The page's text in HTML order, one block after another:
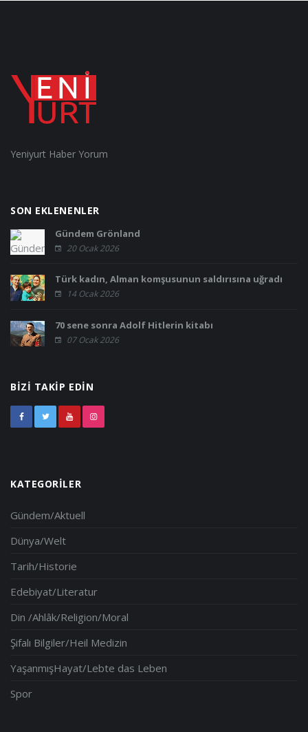
Yeniyurt Haber Yorum
SON EKLENENLER
Gündem Grönland
20 Ocak 2026
Türk kadın, Alman komşusunun saldırısına uğradı
14 Ocak 2026
70 sene sonra Adolf Hitlerin kitabı
07 Ocak 2026
BIZI TAKIP EDIN
KATEGORILER
Gündem/Aktuell
Dünya/Welt
Tarih/Historie
Edebiyat/Literatur
Din /Ahlâk/Religion/Moral
Şifalı Bilgiler/Heil Medizin
YaşanmışHayat/Lebte das Leben
Spor